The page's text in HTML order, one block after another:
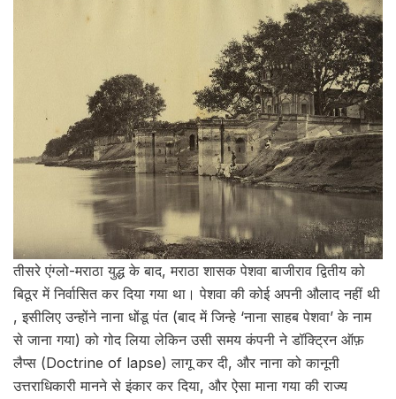
तीसरे एंग्लो-मराठा युद्ध के बाद, मराठा शासक पेशवा बाजीराव द्वितीय को
बिठूर में निर्वासित कर दिया गया था। पेशवा की कोई अपनी औलाद नहीं थी
, इसीलिए उन्होंने नाना धोंडू पंत (बाद में जिन्हे ‘नाना साहब पेशवा’ के नाम
से जाना गया) को गोद लिया लेकिन उसी समय कंपनी ने डॉक्ट्रिन ऑफ़
लैप्स (Doctrine of lapse) लागू कर दी, और नाना को कानूनी
उत्तराधिकारी मानने से इंकार कर दिया, और ऐसा माना गया की राज्य